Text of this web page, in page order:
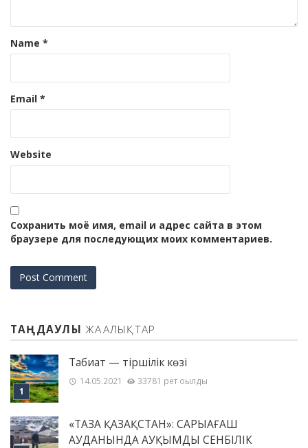
Name *
Email *
Website
Сохранить моё имя, email и адрес сайта в этом
браузере для последующих моих комментариев.
ТАҢДАУЛЫ ЖАҢАЛЫҚТАР
Табиғат — тіршілік көзі
14.05.2021 33781 рет оқылды
«ТАЗА ҚАЗАҚСТАН»: САРЫАҒАШ
АУДАНЫНДА АУҚЫМДЫ СЕНБІЛІК